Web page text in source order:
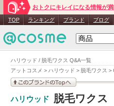
ハリウッド / 脱毛ワクス Q&A一覧
アットコスメ > ハリウッド > 脱毛ワクス >
おトクにキレイになる情報が満
TOP ランキング ブランド ブログ
このブランドの情報を
ハリウッド 脱毛ワクス